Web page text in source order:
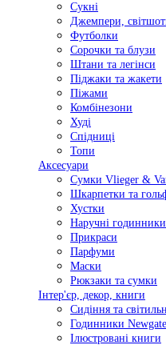
Сукні
Джемпери,
Футболки
Сорочки та блузи
Штани та легінси
Піджаки та жакети
Піжами
Комбінезони
Худі
Спідниці
Топи
Аксесуари
Сумки Vlieger &
Шкарпетки та
Хустки
Наручні
Прикраси
Парфуми
Маски
Рюкзаки та сумки
Інтер'єр, декор, книги
Сидіння та
Годинники Newgate
Ілюстровані книги